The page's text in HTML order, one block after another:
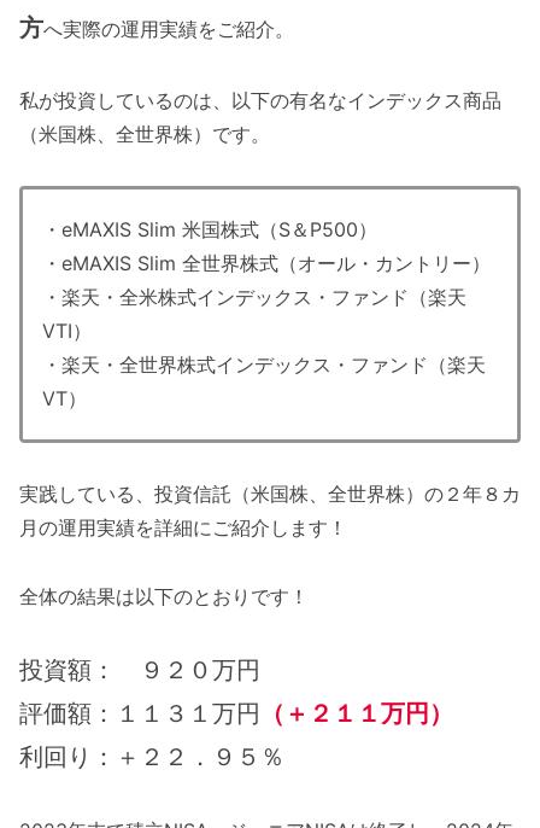
方へ実際の運用実績をご紹介。
私が投資しているのは、以下の有名なインデックス商品
（米国株、全世界株）です。
・eMAXIS Slim 米国株式（S＆P500）
・eMAXIS Slim 全世界株式（オール・カントリー）
・楽天・全米株式インデックス・ファンド（楽天
VTI）
・楽天・全世界株式インデックス・ファンド（楽天
VT）
実践している、投資信託（米国株、全世界株）の２年８カ
月の運用実績を詳細にご紹介します！
全体の結果は以下のとおりです！
投資額： ９２０万円
評価額：１１３１万円 （＋２１１万円）
利回り：＋２２．９５％